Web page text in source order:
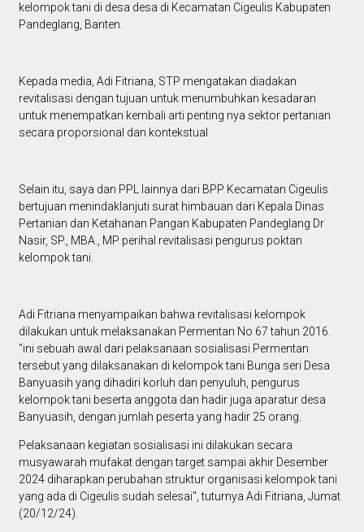
kelompok tani di desa desa di Kecamatan Cigeulis Kabupaten
Pandeglang, Banten.
Kepada media, Adi Fitriana, STP mengatakan diadakan
revitalisasi dengan tujuan untuk menumbuhkan kesadaran
untuk menempatkan kembali arti penting nya sektor pertanian
secara proporsional dan kontekstual.
Selain itu, saya dan PPL lainnya dari BPP Kecamatan Cigeulis
bertujuan menindaklanjuti surat himbauan dari Kepala Dinas
Pertanian dan Ketahanan Pangan Kabupaten Pandeglang Dr
Nasir, SP., MBA., MP perihal revitalisasi pengurus poktan
kelompok tani.
Adi Fitriana menyampaikan bahwa revitalisasi kelompok
dilakukan untuk melaksanakan Permentan No 67 tahun 2016.
"ini sebuah awal dari pelaksanaan sosialisasi Permentan
tersebut yang dilaksanakan di kelompok tani Bunga seri Desa
Banyuasih yang dihadiri korluh dan penyuluh, pengurus
kelompok tani beserta anggota dan hadir juga aparatur desa
Banyuasih, dengan jumlah peserta yang hadir 25 orang.
Pelaksanaan kegiatan sosialisasi ini dilakukan secara
musyawarah mufakat dengan target sampai akhir Desember
2024 diharapkan perubahan struktur organisasi kelompok tani
yang ada di Cigeulis sudah selesai", tuturnya Adi Fitriana, Jumat
(20/12/24).